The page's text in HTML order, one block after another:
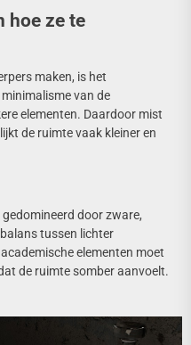
hoe ze te
maken, is het
van de
elementen. Daardoor mist
de ruimte vaak kleiner en
door zware,
tussen lichter
elementen moet
de ruimte somber aanvoelt.